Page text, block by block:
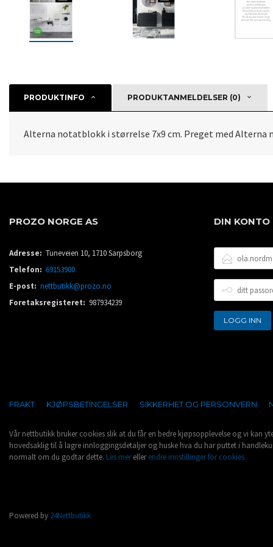
PRODUKTINFO PRODUKTANMELDELSER (0)
Alterna notatblokk i størrelse 7x9 cm. Preget med Alterna
PROZO NORGE AS
Adresse: Tuneveien 10, 1710 Sarpsborg
Telefon: 69153900
E-post: nettbutikk@prozo.no
Foretaksregisteret: 987934239
DIN KONTO
POSTADRESSE
PASSORD
FRAKT KJØPSBETINGELSER SIKKERHET OG PERSONVERN
Vår nettbutikk bruker cookies slik at du får en bedre kjøpsopplevelse og vi kan
hovedsaklig til å lagre innloggingsdetaljer og huske hva du har puttet i
normalt om du godtar dette. Les merellerendre innstillinger for cookies.
Powered by 24Nettbutikk